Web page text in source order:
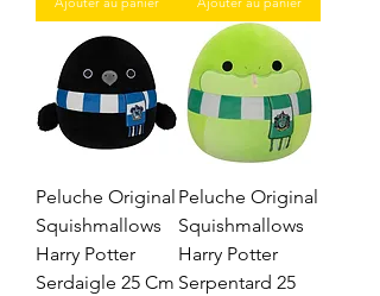
Peluche Original
Squishmallows
Harry Potter
Serdaigle 25 Cm
Peluche Original
Squishmallows
Harry Potter
Serpentard 25